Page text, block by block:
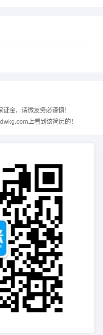
金，请微友务必谨慎！
上看到该简历的！